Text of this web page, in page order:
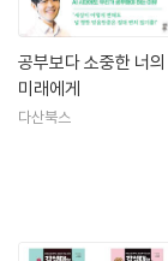
형태와 진로가 변화
에게 ‘그럼에도 왜
가치를 주는지’, 더불
은 무엇인지’를 소개
다고 생각하고, 반드
공부보다 소중한 너의
미래에게
다산북스